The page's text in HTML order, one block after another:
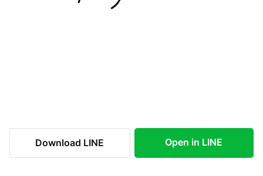
Download LINE Open in LINE